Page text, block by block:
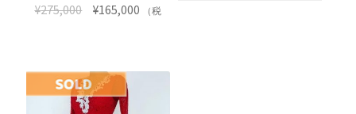
¥275,000 ¥165,000
（税
カートに入れる